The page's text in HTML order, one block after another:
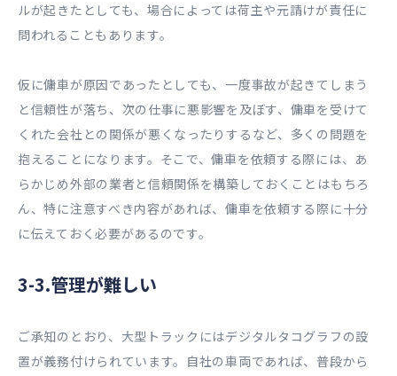
ルが起きたとしても、場合によっては荷主や元請けが責任に
問われることもあります。
仮に傭車が原因であったとしても、一度事故が起きてしまう
と信頼性が落ち、次の仕事に悪影響を及ぼす、傭車を受けて
くれた会社との関係が悪くなったりするなど、多くの問題を
抱えることになります。そこで、傭車を依頼する際には、あ
らかじめ外部の業者と信頼関係を構築しておくことはもちろ
ん、特に注意すべき内容があれば、傭車を依頼する際に十分
に伝えておく必要があるのです。
3-3.管理が難しい
ご承知のとおり、大型トラックにはデジタルタコグラフの設
置が義務付けられています。自社の車両であれば、普段から